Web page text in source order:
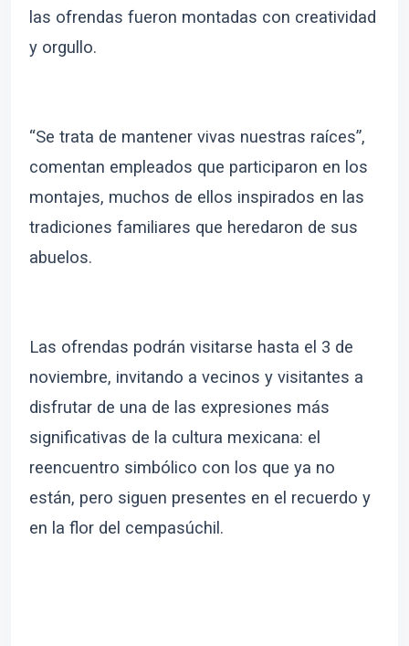
las ofrendas fueron montadas con creatividad
y orgullo.
“Se trata de mantener vivas nuestras raíces”,
comentan empleados que participaron en los
montajes, muchos de ellos inspirados en las
tradiciones familiares que heredaron de sus
abuelos.
Las ofrendas podrán visitarse hasta el 3 de
noviembre, invitando a vecinos y visitantes a
disfrutar de una de las expresiones más
significativas de la cultura mexicana: el
reencuentro simbólico con los que ya no
están, pero siguen presentes en el recuerdo y
en la flor del cempasúchil.